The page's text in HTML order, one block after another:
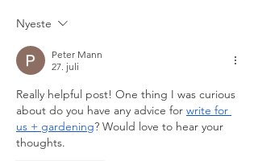
Nyeste
Peter Mann
27. juli
Really helpful post! One thing I was curious
about do you have any advice for write for
us + gardening? Would love to hear your
thoughts.